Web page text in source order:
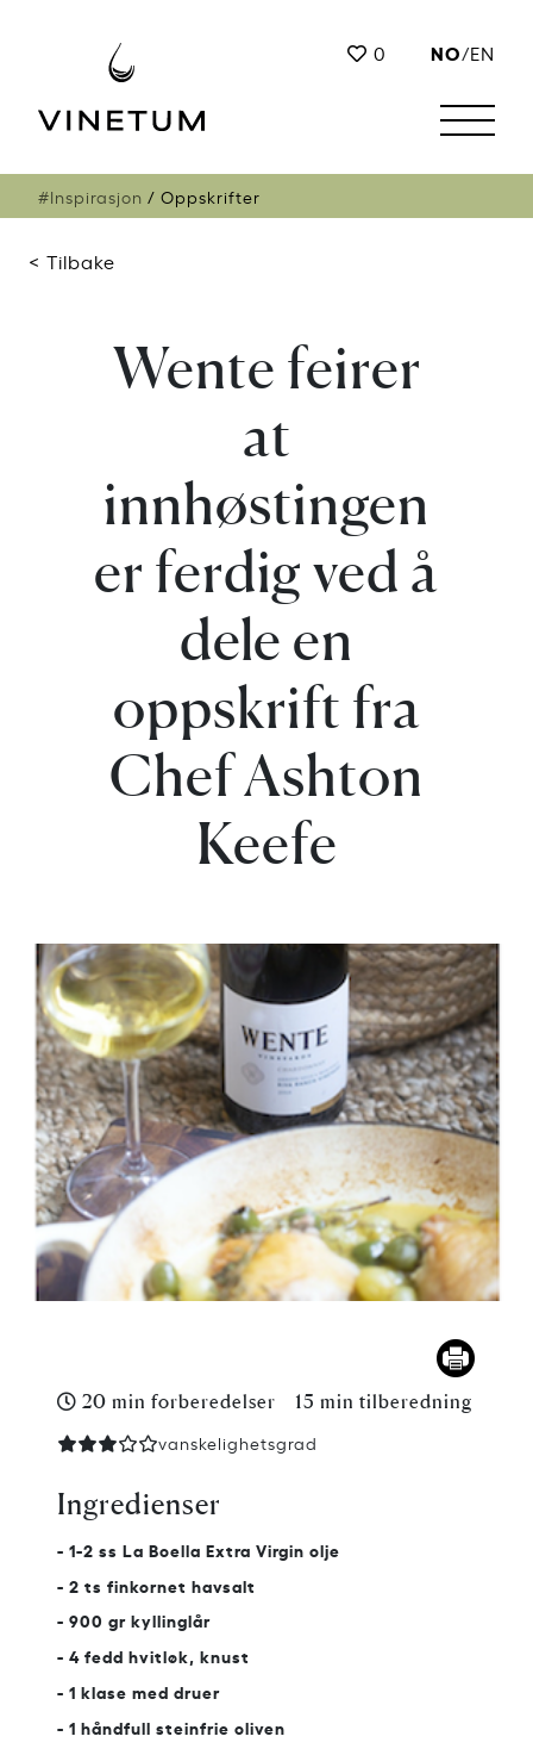
0 NO/EN
#Inspirasjon Oppskrifter
< Tilbake
Wente feirer
at
innhøstingen
er ferdig ved å
dele en
oppskrift fra
Chef Ashton
Keefe
20 min forberedelser 15 min tilberedning
vanskelighetsgrad
Ingredienser
- 1-2 ss La Boella Extra Virgin olje
- 2 ts finkornet havsalt
- 900 gr kyllinglår
- 4 fedd hvitløk, knust
- 1 klase med druer
- 1 håndfull steinfrie oliven